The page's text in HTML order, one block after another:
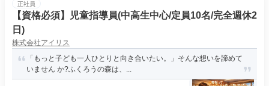
正社員
【資格必須】児童指導員(中高生中心/定員10名/完全週休2
日)
株式会社アイリス
「もっと子ども一人ひとりと向き合いたい。」そんな想いを諦めて
いません か?ふくろうの森は、...